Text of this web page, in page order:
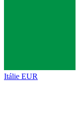
Itálie EUR